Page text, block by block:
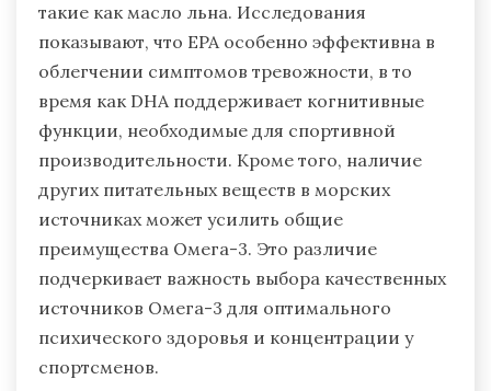
такие как масло льна. Исследования
показывают, что EPA особенно эффективна в
облегчении симптомов тревожности, в то
время как DHA поддерживает когнитивные
функции, необходимые для спортивной
производительности. Кроме того, наличие
других питательных веществ в морских
источниках может усилить общие
преимущества Омега-3. Это различие
подчеркивает важность выбора качественных
источников Омега-3 для оптимального
психического здоровья и концентрации у
спортсменов.